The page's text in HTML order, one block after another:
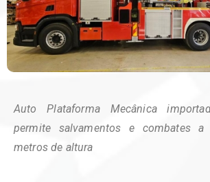
Auto Plataforma Mecânica
permite salvamentos e combates
metros de altura